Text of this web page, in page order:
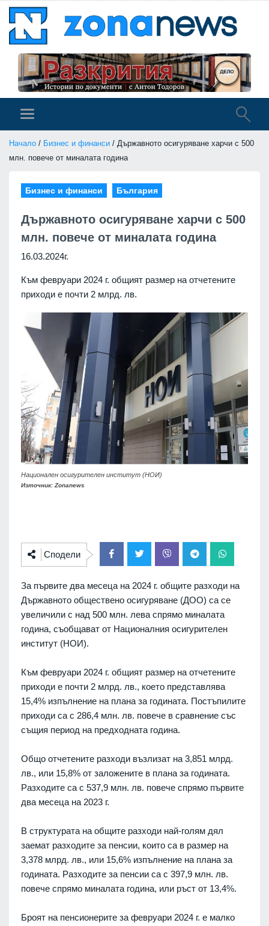
Начало / Бизнес и финанси / Държавното осигуряване харчи с 500
млн. повече от миналата година
Бизнес и финанси България
Държавното осигуряване харчи с 500
млн. повече от миналата година
16.03.2024г.
Към февруари 2024 г. общият размер на отчетените
приходи е почти 2 млрд. лв.
Национален осигурителен институт (НОИ)
Източник: Zonanews
Сподели
За първите два месеца на 2024 г. общите разходи на
Държавното обществено осигуряване (ДОО) са се
увеличили с над 500 млн. лева спрямо миналата
година, съобщават от Националния осигурителен
институт (НОИ).
Към февруари 2024 г. общият размер на отчетените
приходи е почти 2 млрд. лв., което представлява
15,4% изпълнение на плана за годината. Постъпилите
приходи са с 286,4 млн. лв. повече в сравнение със
същия период на предходната година.
Общо отчетените разходи възлизат на 3,851 млрд.
лв., или 15,8% от заложените в плана за годината.
Разходите са с 537,9 млн. лв. повече спрямо първите
два месеца на 2023 г.
В структурата на общите разходи най-голям дял
заемат разходите за пенсии, които са в размер на
3,378 млрд. лв., или 15,6% изпълнение на плана за
годината. Разходите за пенсии са с 397,9 млн. лв.
повече спрямо миналата година, или ръст от 13,4%.
Броят на пенсионерите за февруари 2024 г. е малко